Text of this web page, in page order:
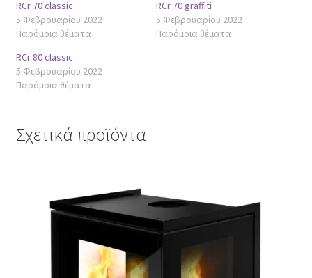
RCr 70 classic
5 Φεβρουαρίου 2022
Παρόμοια θέματα
RCr 70 graffiti
5 Φεβρουαρίου 2022
Παρόμοια θέματα
RCr 80 classic
5 Φεβρουαρίου 2022
Παρόμοια θέματα
Σχετικά προϊόντα